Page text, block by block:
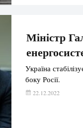
Міністр
Україна
боку Росії.
22.12.2022